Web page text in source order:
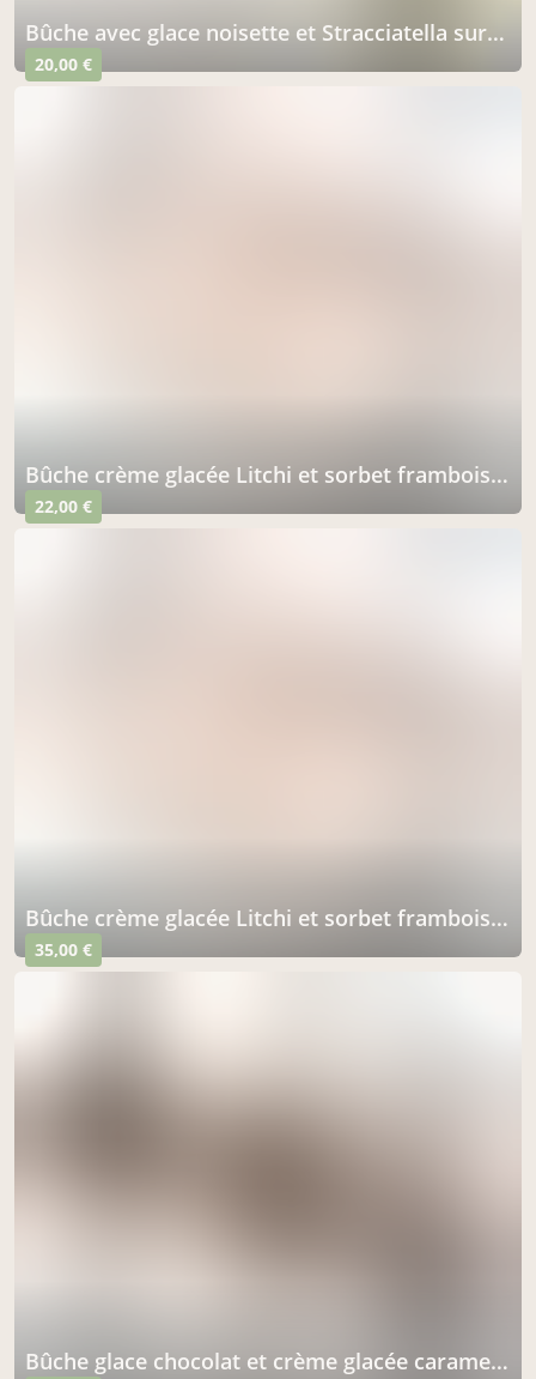
Bûche avec glace noisette et Stracciatella sur biscuit Steusel 4/5 parts
20,00 €
Bûche crème glacée Litchi et sorbet framboise sur biscuit Steusel 4/5 parts
22,00 €
Bûche crème glacée Litchi et sorbet framboise sur biscuit Steusel 8/10 parts
35,00 €
Bûche glace chocolat et crème glacée caramel sur biscuit Streusel 4/5 parts